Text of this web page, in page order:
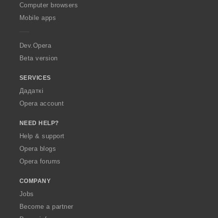
O
p
a
Computer browsers
Mobile apps
Dev.Opera
Beta version
SERVICES
Дадаткі
Opera account
NEED HELP?
Help & support
Opera blogs
Opera forums
COMPANY
Jobs
Become a partner